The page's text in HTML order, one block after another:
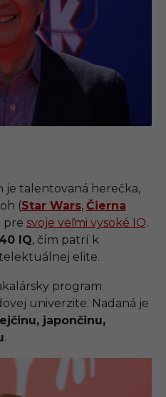
je talentovaná herečka,
(Star Wars, Čierna
pre svoje veľmi vysoké IQ.
IQ, čím patrí k
elite.
program
univerzite. Nadaná je
japončinu,
.